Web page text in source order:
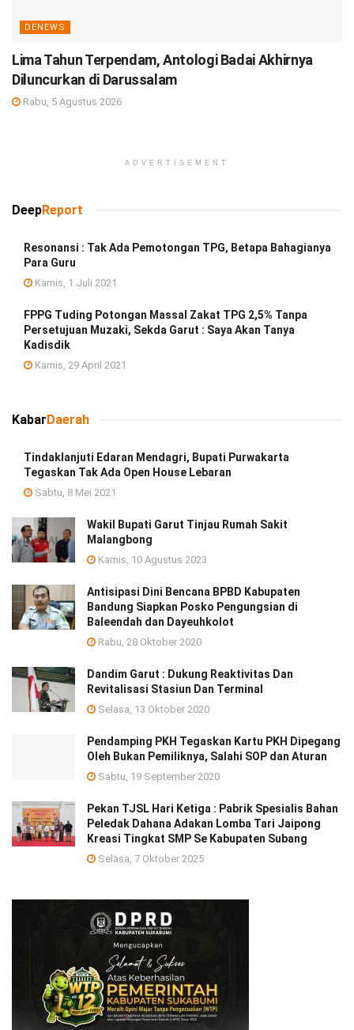
DENEWS
Lima Tahun Terpendam, Antologi Badai Akhirnya
Diluncurkan di Darussalam
Rabu, 5 Agustus 2026
ADVERTISEMENT
DeepReport
Resonansi : Tak Ada Pemotongan TPG, Betapa Bahagianya
Para Guru
Kamis, 1 Juli 2021
FPPG Tuding Potongan Massal Zakat TPG 2,5% Tanpa
Persetujuan Muzaki, Sekda Garut : Saya Akan Tanya
Kadisdik
Kamis, 29 April 2021
KabarDaerah
Tindaklanjuti Edaran Mendagri, Bupati Purwakarta
Tegaskan Tak Ada Open House Lebaran
Sabtu, 8 Mei 2021
Wakil Bupati Garut Tinjau Rumah Sakit
Malangbong
Kamis, 10 Agustus 2023
Antisipasi Dini Bencana BPBD Kabupaten
Bandung Siapkan Posko Pengungsian di
Baleendah dan Dayeuhkolot
Rabu, 28 Oktober 2020
Dandim Garut : Dukung Reaktivitas Dan
Revitalisasi Stasiun Dan Terminal
Selasa, 13 Oktober 2020
Pendamping PKH Tegaskan Kartu PKH Dipegang
Oleh Bukan Pemiliknya, Salahi SOP dan Aturan
Sabtu, 19 September 2020
Pekan TJSL Hari Ketiga : Pabrik Spesialis Bahan
Peledak Dahana Adakan Lomba Tari Jaipong
Kreasi Tingkat SMP Se Kabupaten Subang
Selasa, 7 Oktober 2025